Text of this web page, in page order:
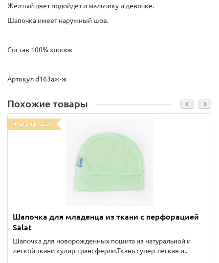
Желтый цвет подойдет и мальчику и девочке.
Шапочка имеет наружный шов.
Состав 100% хлопок
Артикул d163аж-ж
Похожие товары
Лидер продаж!
Шапочка для младенца из ткани с перфорацией
Salat
Шапочка для новорожденных пошита из натуральной и
легкой ткани кулир-трансферли.Ткань супер-легкая и..